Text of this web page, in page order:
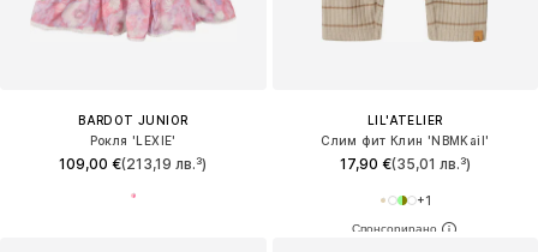
BARDOT JUNIOR
Рокля 'LEXIE'
109,00 €(213,19 лв.³)
LIL'ATELIER
Слим фит Клин 'NBMKail'
17,90 €(35,01 лв.³)
+1